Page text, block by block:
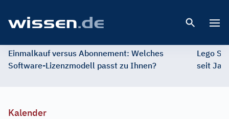
Einmalkauf versus Abonnement: Welches
Software-Lizenzmodell passt zu Ihnen?
Lego
seit
Kalender